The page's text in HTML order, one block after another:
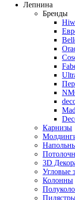
Лепнина
Бренды
Карнизы
3D
Угловые
Колонны